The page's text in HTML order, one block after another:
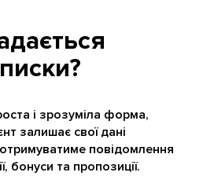
і зрозуміла форма,
залишає свої дані
повідомлення
бонуси та пропозиції.